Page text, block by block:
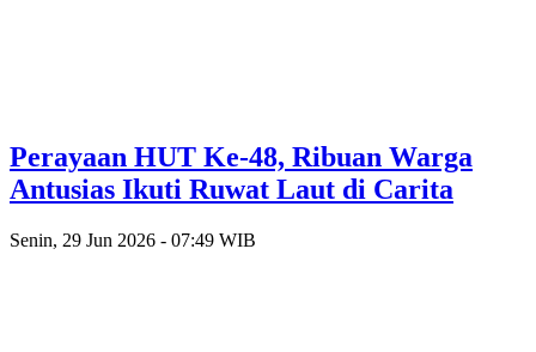
Perayaan HUT Ke-48, Ribuan Warga
Antusias Ikuti Ruwat Laut di Carita
Senin, 29 Jun 2026 - 07:49 WIB